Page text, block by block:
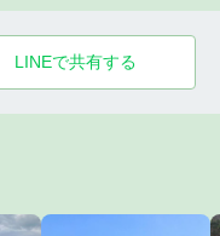
LINEで共有する